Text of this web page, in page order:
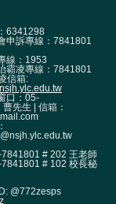
6341298
申訴專線：7841801
線：1953
霸凌專線：7841801
信箱:
口：05-
先生 | 信箱：
# 202 王老師
# 102 校長秘
@772zesps